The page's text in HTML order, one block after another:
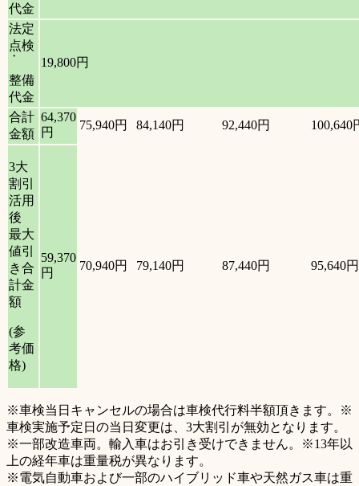
代金
法定
点検
・
整備
代金
19,800円
合計
金額
64,370
円
75,940円 84,140円 92,440円 100,640
3大
割引
活用
後
最大
値引
き合
計金
額
(参
考価
格)
59,370
円
70,940円 79,140円 87,440円 95,640円
※車検当日キャンセルの場合は車検代行料半額頂きます。※
車検実施予定日の当日変更は、3大割引が無効となります。
※一部改造車両。輸入車はお引き受けできません。※13年以
上の経年車は重量税が異なります。
※電気自動車および一部のハイブリッド車や天然ガス車は重